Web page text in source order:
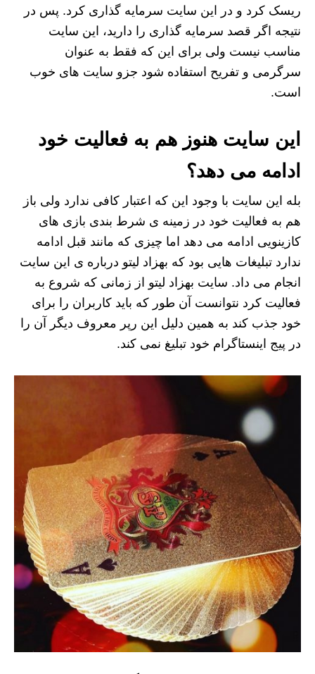
ریسک کرد و در این سایت سرمایه‌ گذاری کرد. پس در
نتیجه اگر قصد سرمایه گذاری را دارید، این سایت
مناسب نیست ولی برای این‌ که فقط به‌ عنوان
سرگرمی و تفریح استفاده شود جزو سایت های خوب
است.
این سایت هنوز هم به فعالیت خود
ادامه می دهد؟
بله این سایت با وجود این که اعتبار کافی ندارد ولی باز
هم به فعالیت خود در زمینه ی شرط بندی بازی های
کازینویی ادامه می دهد اما چیزی که مانند قبل ادامه
ندارد تبلیغات هایی بود که بهزاد لیتو درباره ی این سایت
انجام می داد. سایت بهزاد لیتو از زمانی که شروع به
فعالیت کرد نتوانست آن طور که باید کاربران را برای
خود جذب کند به همین دلیل این رپر معروف دیگر آن را
در پیج اینستاگرام خود تبلیغ نمی کند.